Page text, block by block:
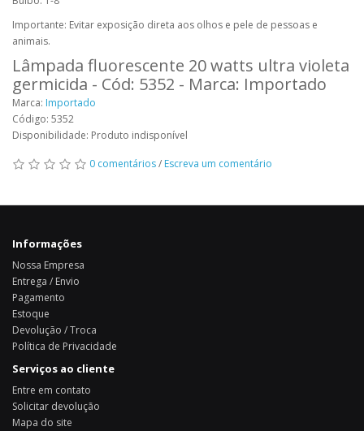
Importante: Evitar exposição direta aos olhos e pele de pessoas e
animais.
Lâmpada fluorescente 20 watts ultra violeta
germicida - Cód: 5352 - Marca: Importado
Marca: Importado
Código: 5352
Disponibilidade: Produto indisponível
0 comentários/ Escreva um comentário
Informações
Nossa Empresa
Entrega / Envio
Pagamento
Estoque
Devolução / Troca
Política de Privacidade
Serviços ao cliente
Entre em contato
Solicitar devolução
Mapa do site